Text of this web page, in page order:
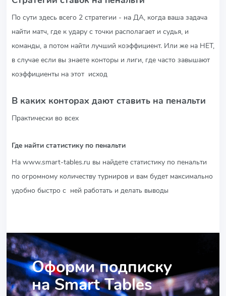
По сути здесь всего 2 стратегии - на ДА, когда ваша задача
найти матч, где к удару с точки располагает и судья, и
команды, а потом найти лучший коэффициент. Или же на НЕТ,
в случае если вы знаете конторы и лиги, где часто завышают
коэффициенты на этот исход
В каких конторах дают ставить на пенальти
Практически во всех
Где найти статистику по пенальти
На www.smart-tables.ru вы найдете статистику по пенальти
по огромному количеству турниров и вам будет максимально
удобно быстро с ней работать и делать выводы
Оформи подписку
на Smart Tables